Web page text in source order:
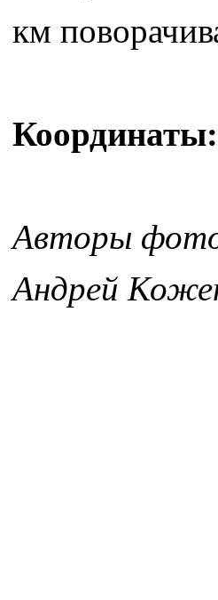
км
Координаты:
Авторы
Андрей